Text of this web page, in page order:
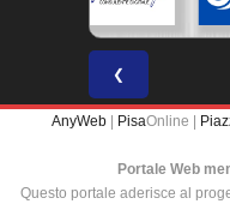
❮
AnyWeb PisaOnline |
Portale Web
Questo portale aderisce al